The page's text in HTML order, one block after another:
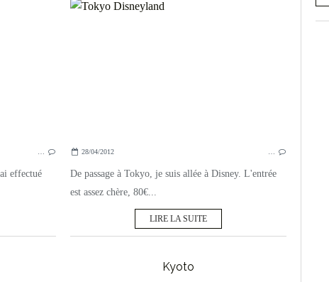
effectué
28/04/2012
De passage à Tokyo, je suis allée à Disney. L'entrée
est assez chère, 80€...
LIRE LA SUITE
Kyoto